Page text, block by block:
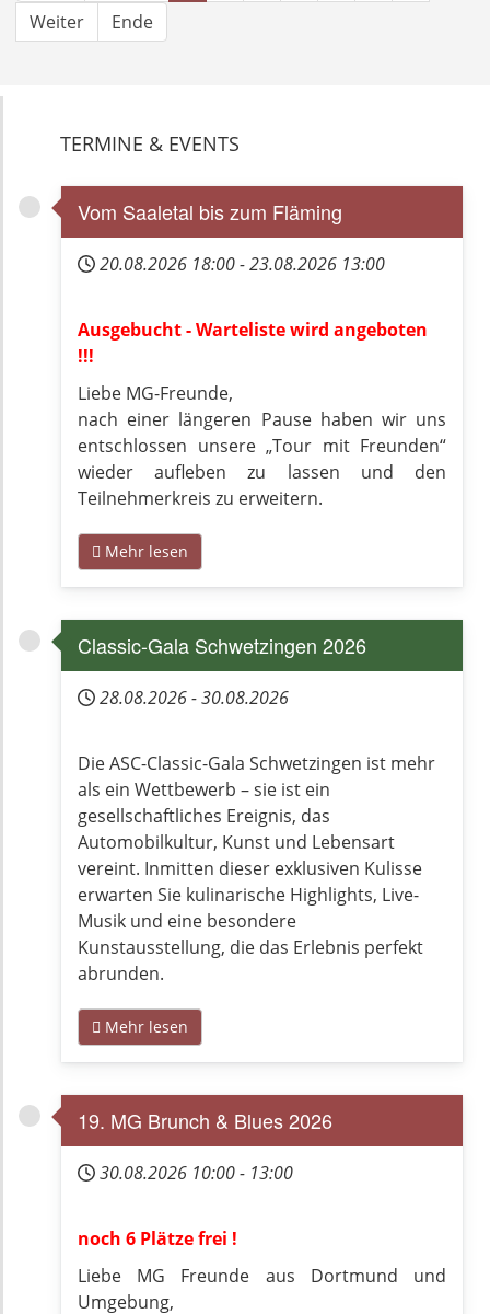
Weiter Ende
TERMINE & EVENTS
Vom Saaletal bis zum Fläming
20.08.2026 18:00-23.08.2026 13:00
Ausgebucht - Warteliste wird angeboten
!!!
Liebe MG-Freunde,
nach einer längeren Pause haben wir uns
entschlossen unsere „Tour mit Freunden“
wieder aufleben zu lassen und den
Teilnehmerkreis zu erweitern.
Mehr lesen
Classic-Gala Schwetzingen 2026
28.08.2026-30.08.2026
Die ASC-Classic-Gala Schwetzingen ist mehr
als ein Wettbewerb – sie ist ein
gesellschaftliches Ereignis, das
Automobilkultur, Kunst und Lebensart
vereint. Inmitten dieser exklusiven Kulisse
erwarten Sie kulinarische Highlights, Live-
Musik und eine besondere
Kunstausstellung, die das Erlebnis perfekt
abrunden.
Mehr lesen
19. MG Brunch & Blues 2026
30.08.2026 10:00- 13:00
noch 6 Plätze frei !
Liebe MG Freunde aus Dortmund und
Umgebung,